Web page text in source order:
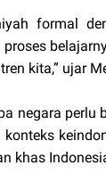
formal
kita,” ujar
negara
khas